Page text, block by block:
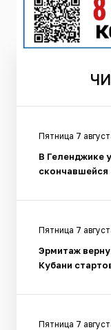
Пятница 7
В Геленджике
скончавшейся
Пятница 7
Эрмитаж
Кубани
Пятница 7